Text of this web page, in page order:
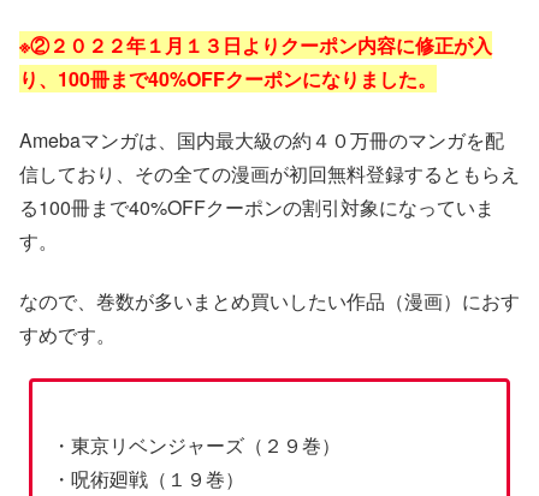
※②２０２２年１月１３日よりクーポン内容に修正が入
り、100冊まで40%OFFクーポンになりました。
Amebaマンガは、国内最大級の約４０万冊のマンガを配
信しており、その全ての漫画が初回無料登録するともらえ
る100冊まで40%OFFクーポンの割引対象になっていま
す。
なので、巻数が多いまとめ買いしたい作品（漫画）におす
すめです。
・東京リベンジャーズ（２９巻）
・呪術廻戦（１９巻）